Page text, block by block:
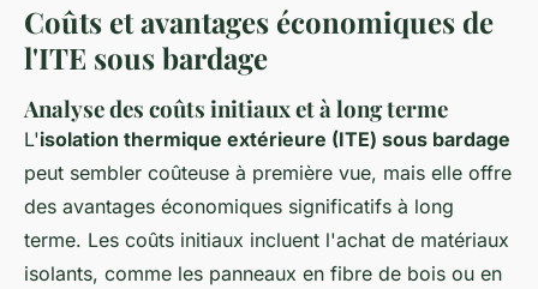
Coûts et avantages économiques de
l'ITE sous bardage
Analyse des coûts initiaux et à long terme
L'isolation thermique extérieure (ITE) sous bardage
peut sembler coûteuse à première vue, mais elle offre
des avantages économiques significatifs à long
terme. Les coûts initiaux incluent l'achat de matériaux
isolants, comme les panneaux en fibre de bois ou en